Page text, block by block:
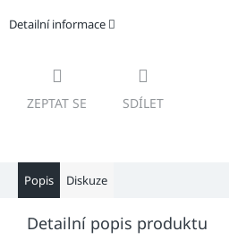
Detailní informace
ZEPTAT SE SDÍLET
Popis Diskuze
Detailní popis produktu